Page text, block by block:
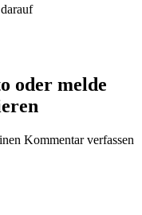
oder melde
Kommentar verfassen